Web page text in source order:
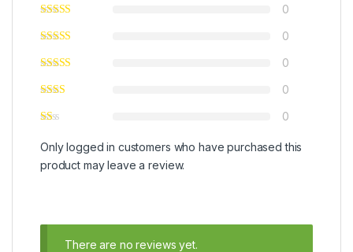
0
0
0
0
0
Only logged in customers who have purchased this
product may leave a review.
There are no reviews yet.